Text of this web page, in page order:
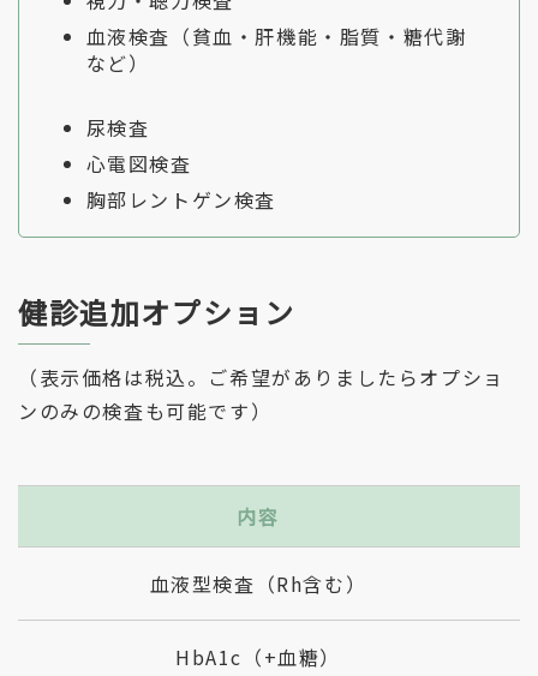
血液検査（貧血・肝機能・脂質・糖代謝
など）
尿検査
心電図検査
胸部レントゲン検査
健診追加オプション
（表示価格は税込。ご希望がありましたらオプショ
ンのみの検査も可能です）
内容
血液型検査（Rh含む）
HbA1c（+血糖）